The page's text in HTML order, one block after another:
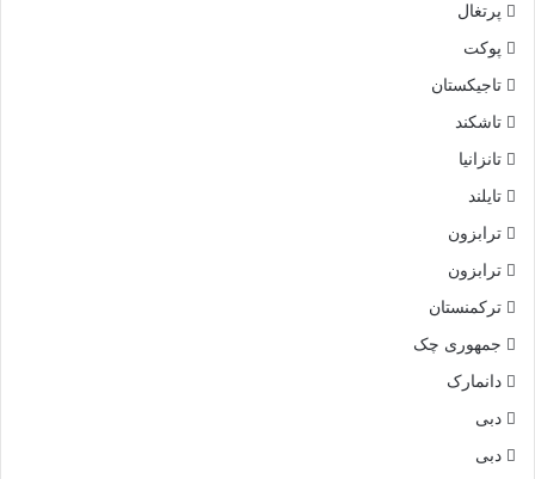
پرتغال
پوکت
تاجیکستان
تاشکند
تانزانیا
تایلند
ترابزون
ترابزون
ترکمنستان
جمهوری چک
دانمارک
دبی
دبی